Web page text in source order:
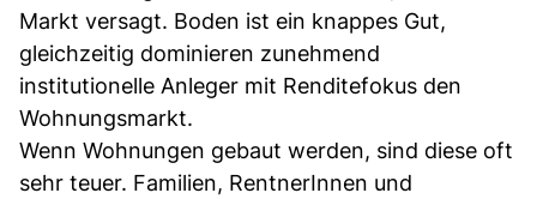
Markt versagt. Boden ist ein knappes Gut,
gleichzeitig dominieren zunehmend
institutionelle Anleger mit Renditefokus den
Wohnungsmarkt.
Wenn Wohnungen gebaut werden, sind diese oft
sehr teuer. Familien, RentnerInnen und